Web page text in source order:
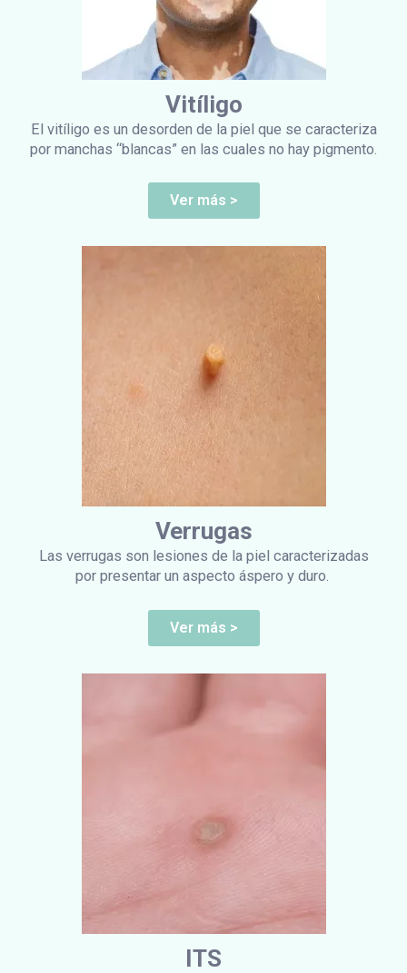
Vitíligo
El vitíligo es un desorden de la piel que se caracteriza
por manchas “blancas” en las cuales no hay pigmento.
Ver más >
Verrugas
Las verrugas son lesiones de la piel caracterizadas
por presentar un aspecto áspero y duro.
Ver más >
ITS